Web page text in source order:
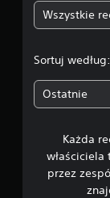
Wszystkie
Sortuj według:
Ostatnie
Każda
przez